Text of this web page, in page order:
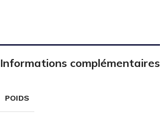
Informations complémentaires
POIDS